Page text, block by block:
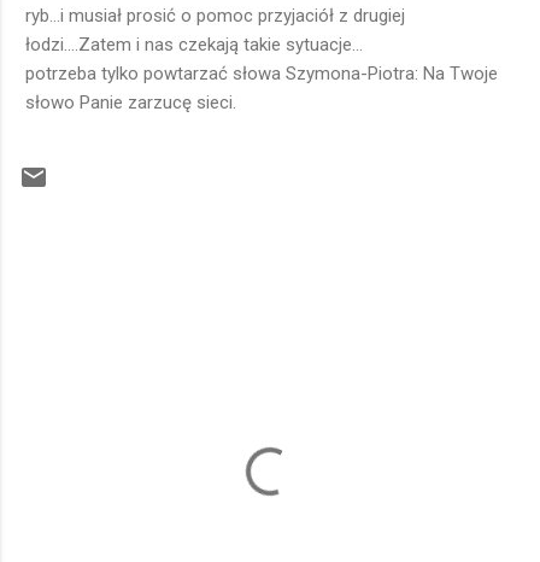
ryb...i musiał prosić o pomoc przyjaciół z drugiej
łodzi....Zatem i nas czekają takie sytuacje...
potrzeba tylko powtarzać słowa Szymona-Piotra: Na Twoje
słowo Panie zarzucę sieci.